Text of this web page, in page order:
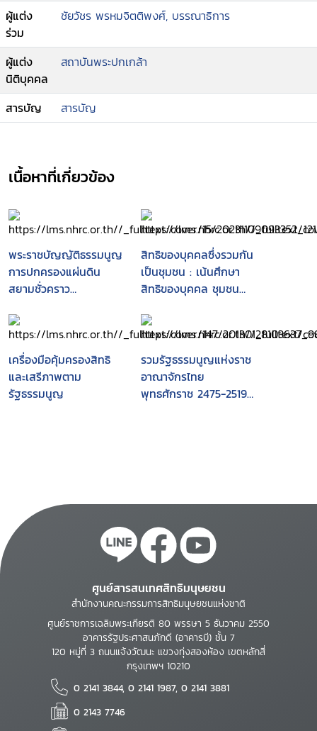
ผู้แต่ง
ร่วม
ชัยวัชร พรหมจิตติพงศ์, บรรณาธิการ
ผู้แต่ง
นิติบุคคล
สถาบันพระปกเกล้า
สารบัญ สารบัญ
เนื้อหาที่เกี่ยวข้อง
พระราชบัญญัติธรรมนูญ
การปกครองแผ่นดิน
สยามชั่วคราว
สิทธิของบุคคลซึ่งรวมกัน
เป็นชุมชน : เน้นศึกษา
สิทธิของบุคคล ชุมชน
ท้องถิ่น ในการมีส่วนร่วม
บำรุงรักษาและใช้
ประโยชน์จาก
ทรัพยากรธรรมชาติและ
สิ่งแวดล้อมตามมาตรา
เครื่องมือคุ้มครองสิทธิ
และเสรีภาพตาม
รัฐธรรมนูญ
รวมรัฐธรรมนูญแห่งราช
อาณาจักรไทย
พุทธศักราช 2475-2519 :
ศูนย์สารสนเทศสิทธิมนุษยชน
สำนักงานคณะกรรมการสิทธิมนุษยชนแห่งชาติ
ศูนย์ราชการเฉลิมพระเกียรติ 80 พรรษา 5 ธันวาคม 2550
อาคารรัฐประศาสนภักดี (อาคารบี) ชั้น 7
120 หมู่ที่ 3 ถนนแจ้งวัฒนะ แขวงทุ่งสองห้อง เขตหลักสี่
กรุงเทพฯ 10210
0 2141 3844, 0 2141 1987, 0 2141 3881
0 2143 7746